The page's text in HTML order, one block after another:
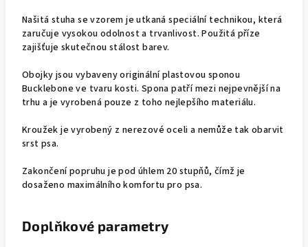
Našitá stuha se vzorem je utkaná speciální technikou, která
zaručuje vysokou odolnost a trvanlivost. Použitá příze
zajišťuje skutečnou stálost barev.
Obojky jsou vybaveny originální plastovou sponou
Bucklebone ve tvaru kosti. Spona patří mezi nejpevnější na
trhu a je vyrobená pouze z toho nejlepšího materiálu.
Kroužek je vyrobený z nerezové oceli a nemůže tak obarvit
srst psa.
Zakončení popruhu je pod úhlem 20 stupňů, čímž je
dosaženo maximálního komfortu pro psa.
Doplňkové parametry